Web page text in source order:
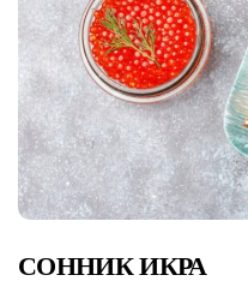
СОННИК ИКРА